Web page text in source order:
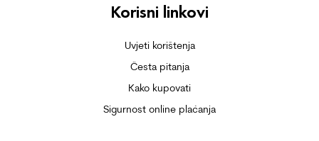
Korisni linkovi
Uvjeti korištenja
Česta pitanja
Kako kupovati
Sigurnost online plaćanja